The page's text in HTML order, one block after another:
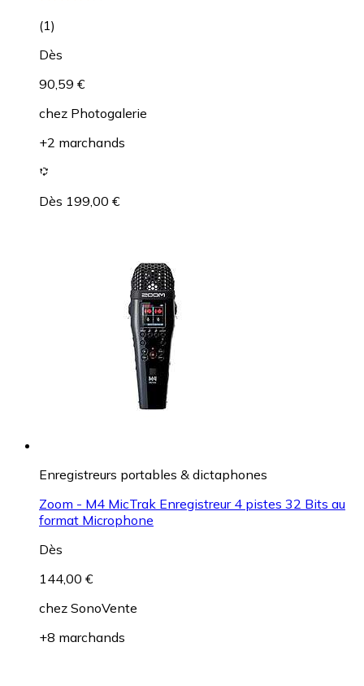
(1)
Dès
90,59 €
chez Photogalerie
+2 marchands
Dès 199,00 €
Enregistreurs portables & dictaphones
Zoom - M4 MicTrak Enregistreur 4 pistes 32 Bits au
format Microphone
Dès
144,00 €
chez SonoVente
+8 marchands